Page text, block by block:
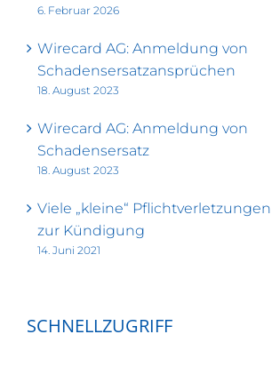
6. Februar 2026
Wirecard AG: Anmeldung von
Schadensersatzansprüchen
18. August 2023
Wirecard AG: Anmeldung von
Schadensersatz
18. August 2023
Viele „kleine“
zur Kündigung
14. Juni 2021
SCHNELLZUGRIFF